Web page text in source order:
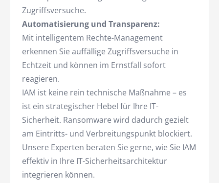
Zugriffsversuche.
Automatisierung und Transparenz:
Mit intelligentem Rechte-Management
erkennen Sie auffällige Zugriffsversuche in
Echtzeit und können im Ernstfall sofort
reagieren.
IAM ist keine rein technische Maßnahme – es
ist ein strategischer Hebel für Ihre IT-
Sicherheit. Ransomware wird dadurch gezielt
am Eintritts- und Verbreitungspunkt blockiert.
Unsere Experten beraten Sie gerne, wie Sie IAM
effektiv in Ihre IT-Sicherheitsarchitektur
integrieren können.